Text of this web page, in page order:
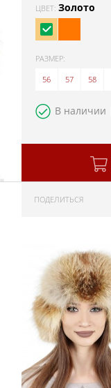
ЦВЕТ: Золото
РАЗМЕР:
56
57 58
В наличии
ПОДЕЛИТЬСЯ